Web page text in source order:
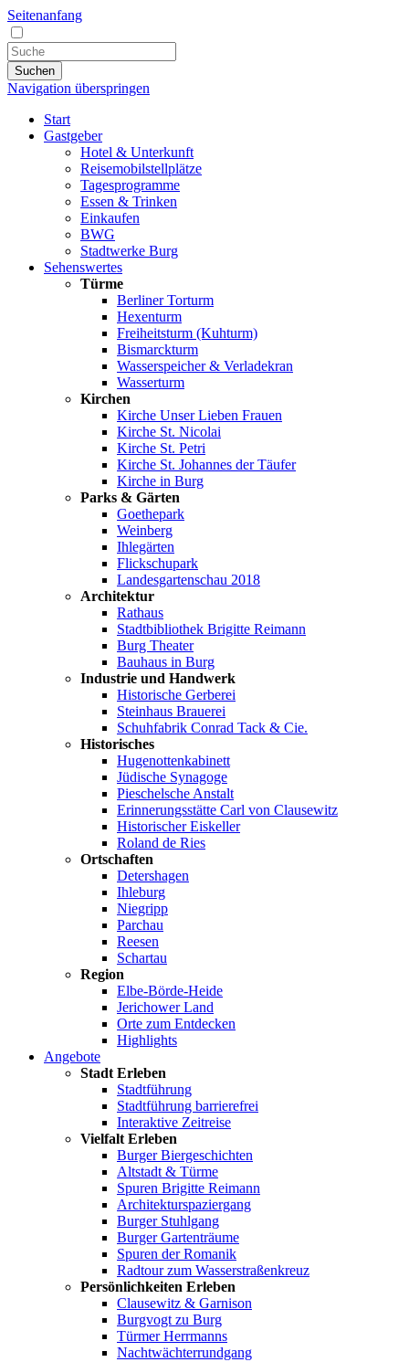
Seitenanfang
Suchen
Navigation überspringen
Start
Gastgeber
Hotel & Unterkunft
Reisemobilstellplätze
Tagesprogramme
Essen & Trinken
Einkaufen
BWG
Stadtwerke Burg
Sehenswertes
Türme
Berliner Torturm
Hexenturm
Freiheitsturm (Kuhturm)
Bismarckturm
Wasserspeicher & Verladekran
Wasserturm
Kirchen
Kirche Unser Lieben Frauen
Kirche St. Nicolai
Kirche St. Petri
Kirche St. Johannes der Täufer
Kirche in Burg
Parks & Gärten
Goethepark
Weinberg
Ihlegärten
Flickschupark
Landesgartenschau 2018
Architektur
Rathaus
Stadtbibliothek Brigitte Reimann
Burg Theater
Bauhaus in Burg
Industrie und Handwerk
Historische Gerberei
Steinhaus Brauerei
Schuhfabrik Conrad Tack & Cie.
Historisches
Hugenottenkabinett
Jüdische Synagoge
Pieschelsche Anstalt
Erinnerungsstätte Carl von Clausewitz
Historischer Eiskeller
Roland de Ries
Ortschaften
Detershagen
Ihleburg
Niegripp
Parchau
Reesen
Schartau
Region
Elbe-Börde-Heide
Jerichower Land
Orte zum Entdecken
Highlights
Angebote
Stadt Erleben
Stadtführung
Stadtführung barrierefrei
Interaktive Zeitreise
Vielfalt Erleben
Burger Biergeschichten
Altstadt & Türme
Spuren Brigitte Reimann
Architekturspaziergang
Burger Stuhlgang
Burger Gartenträume
Spuren der Romanik
Radtour zum Wasserstraßenkreuz
Persönlichkeiten Erleben
Clausewitz & Garnison
Burgvogt zu Burg
Türmer Herrmanns
Nachtwächterrundgang